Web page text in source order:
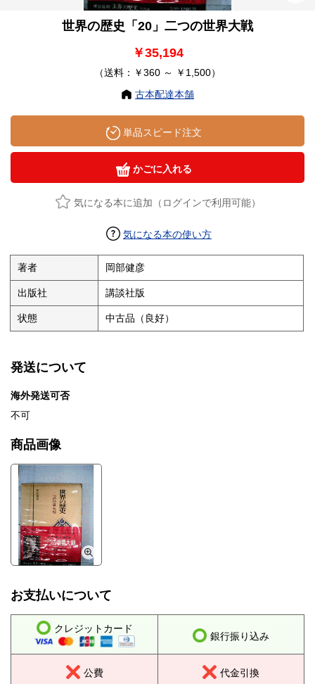
世界の歴史「20」二つの世界大戦
￥35,194
（送料：￥360 ～ ￥1,500）
古本配達本舗
単品スピード注文
かごに入れる
気になる本に追加（ログインで利用可能）
気になる本の使い方
著者 岡部健彦
出版社 講談社版
状態 中古品（良好）
発送について
海外発送可否
不可
商品画像
お支払いについて
クレジットカード
銀行振り込み
公費 代金引換